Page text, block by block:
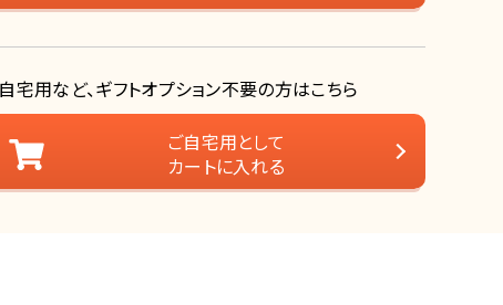
宅用など、ギフトオプション不要の方はこちら
ご自宅用として
カートに入れる